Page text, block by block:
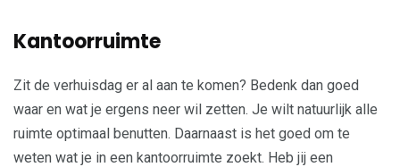
Kantoorruimte
Zit de verhuisdag er al aan te komen? Bedenk dan goed
waar en wat je ergens neer wil zetten. Je wilt natuurlijk alle
ruimte optimaal benutten. Daarnaast is het goed om te
weten wat je in een kantoorruimte zoekt. Heb jij een